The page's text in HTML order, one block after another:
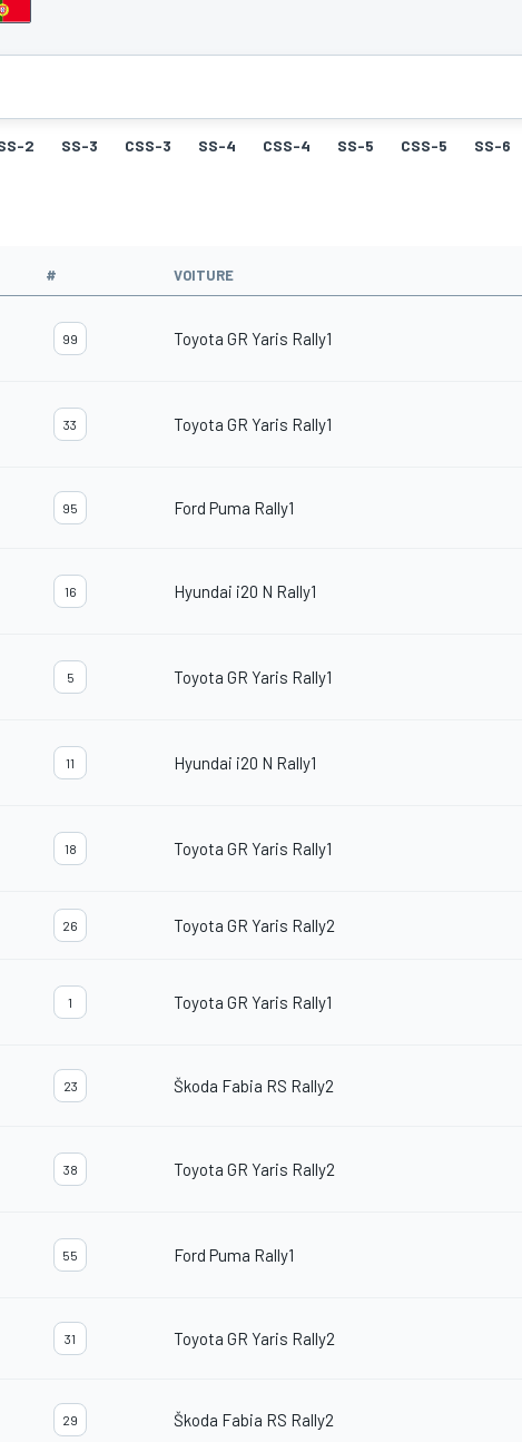
2 SS-3 CSS-3 SS-4 CSS-4 SS-5 CSS-5 SS-6
# VOITURE
99 Toyota GR Yaris Rally1
33 Toyota GR Yaris Rally1
95 Ford Puma Rally1
16 Hyundai i20 N Rally1
5 Toyota GR Yaris Rally1
11 Hyundai i20 N Rally1
18 Toyota GR Yaris Rally1
26 Toyota GR Yaris Rally2
1 Toyota GR Yaris Rally1
23 Škoda Fabia RS Rally2
38 Toyota GR Yaris Rally2
55 Ford Puma Rally1
31 Toyota GR Yaris Rally2
29 Škoda Fabia RS Rally2